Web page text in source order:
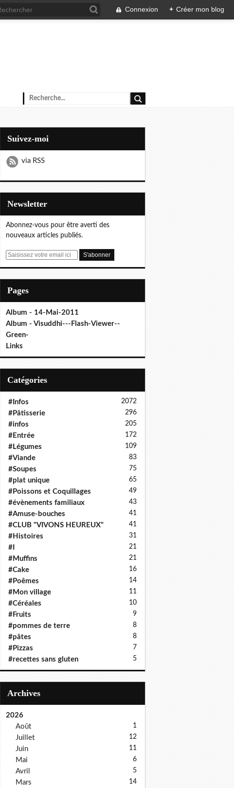
Connexion + Créer mon blog
Suivez-moi
via RSS
Newsletter
Abonnez-vous pour être averti des
nouveaux articles publiés.
E
Pages
Album - 14-Mai-2011
Album - Visuddhi---Flash-Viewer--
Green-
Links
Catégories
#Infos 2072
#Pâtisserie 296
#infos 205
#Entrée 172
#Légumes 109
#Viande 83
#Soupes 75
#plat unique 65
#Poissons et Coquillages 49
#évènements familiaux 43
#Amuse-bouches 41
#CLUB "VIVONS HEUREUX" 41
#Histoires 31
#I 21
#Muffins 21
#Cake 16
#Poêmes 14
#Mon village 11
#Céréales 10
#Fruits 9
#pommes de terre 8
#pâtes 8
#Pizzas 7
#recettes sans gluten 5
Archives
2026
Août
1
Juillet 12
Juin 11
Mai 6
Avril 5
Mars 14